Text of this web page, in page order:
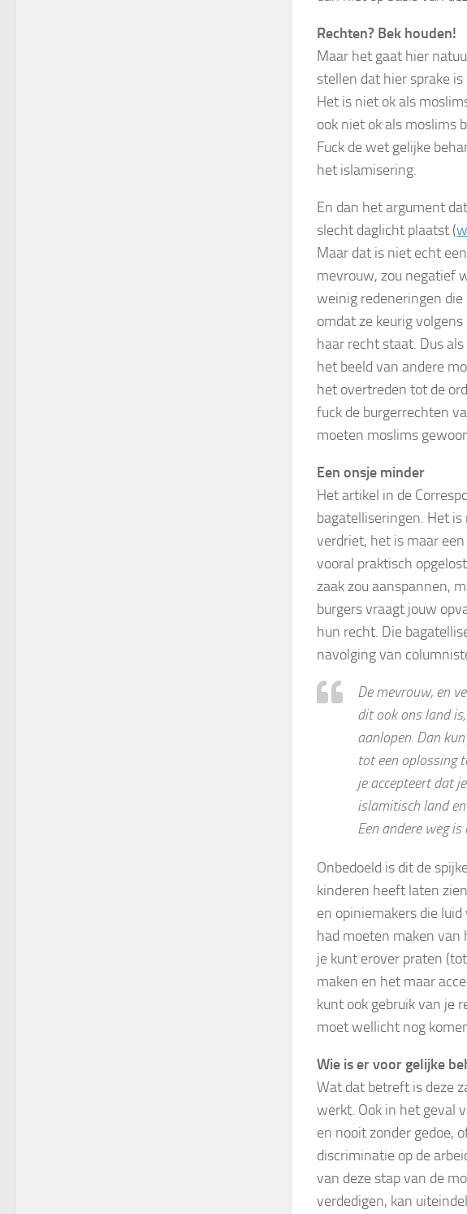
Rechten? Bek houden!
Maar het gaat hier
stellen dat hier sprake
Het is niet ok als
ook niet ok als moslims
Fuck de wet gelijke
het islamisering.
En dan het argument
slecht daglicht plaatst (
Maar dat is niet echt
mevrouw, zou negatief
weinig redeneringen die
omdat ze keurig
haar recht staat. Dus
het beeld van andere
het overtreden tot de
fuck de burgerrechten
moeten moslims
Een onsje minder
Het artikel in de
bagatelliseringen. Het
verdriet, het is maar
vooral praktisch
zaak zou aanspannen,
burgers vraagt jouw
hun recht. Die
navolging van
De mevrouw, en
dit ook ons land
aanlopen. Dan
tot een oplossing
je accepteert dat
islamitisch land
Een andere weg is
Onbedoeld is dit de
kinderen heeft laten
en opiniemakers die
had moeten maken van
je kunt erover praten
maken en het maar
kunt ook gebruik van je
moet wellicht nog
Wie is er voor gelijke
Wat dat betreft is deze
werkt. Ook in het geval
en nooit zonder gedoe,
discriminatie op de
van deze stap van de
verdedigen, kan